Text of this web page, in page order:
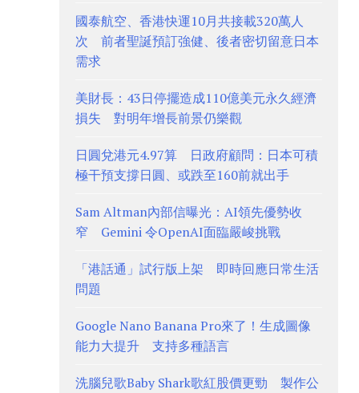
國泰航空、香港快運10月共接載320萬人
次 前者聖誕預訂強健、後者密切留意日本
需求
美財長：43日停擺造成110億美元永久經濟
損失 對明年增長前景仍樂觀
日圓兌港元4.97算 日政府顧問：日本可積
極干預支撐日圓、或跌至160前就出手
Sam Altman內部信曝光：AI領先優勢收
窄 Gemini 令OpenAI面臨嚴峻挑戰
「港話通」試行版上架 即時回應日常生活
問題
Google Nano Banana Pro來了！生成圖像
能力大提升 支持多種語言
洗腦兒歌Baby Shark歌紅股價更勁 製作公